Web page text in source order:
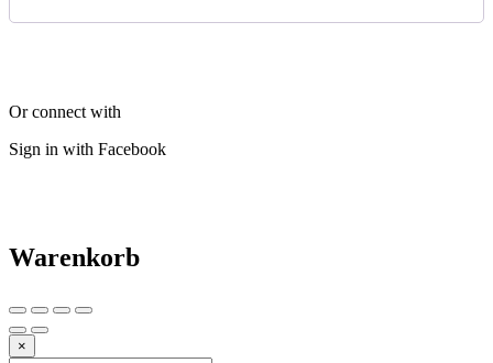
Or connect with
Sign in with Facebook
Warenkorb
×